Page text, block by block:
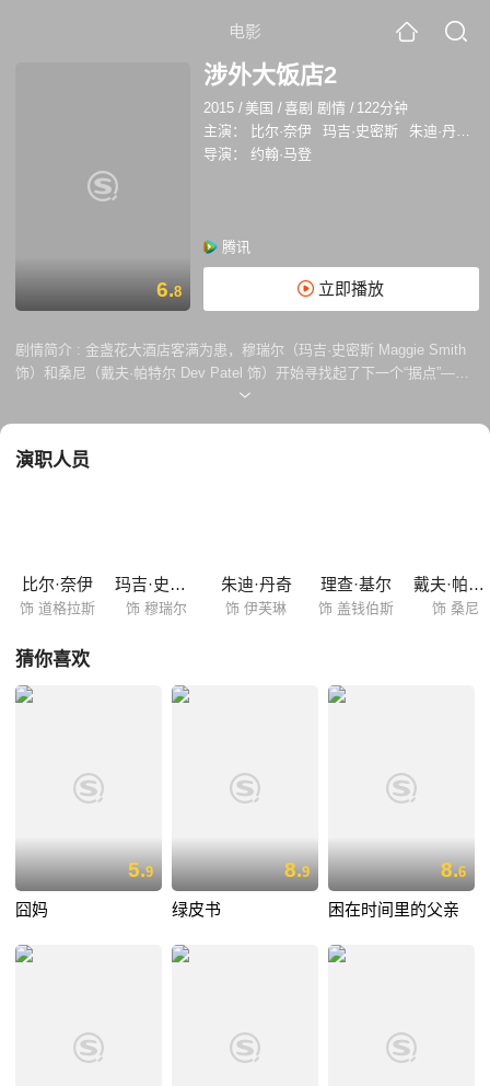
电影
6.8
涉外大饭店2
2015 / 美国 /喜剧 剧情 / 122分钟
主演：
比尔·奈伊 玛吉·史密斯 朱迪·丹奇
导演：
约翰·马登
腾讯
立即播放
剧情简介 : 金盏花大酒店客满为患，穆瑞尔（玛吉·史密斯 Maggie Smith
饰）和桑尼（戴夫·帕特尔 Dev Patel 饰）开始寻找起了下一个“据点”——
玛丽戈德大饭店，在那里，美好的图景展开，两人的事业将走上另一个高
将和女友奈娜（蒂娜·德赛 Tina Desai 饰）携手步入婚姻的殿堂，但前提
演职人员
比尔·奈伊
饰 道格拉斯
玛吉·史密斯
饰 穆瑞尔
朱迪·丹奇
饰 伊芙琳
理查·基尔
饰 盖钱伯斯
戴夫·帕特尔
饰 桑尼
猜你喜欢
5.9
囧妈
8.9
绿皮书
8.6
困在时间里的父亲